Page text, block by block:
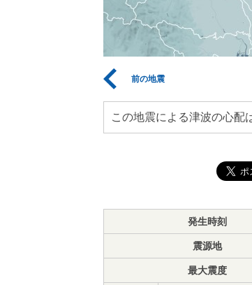
前の地震
この地震による津波の心配
発生時刻
震源地
最大震度